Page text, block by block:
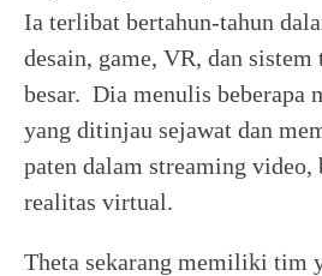
Ia terlibat bertahun-tahun
desain, game, VR, dan
besar. Dia menulis beberapa
yang ditinjau sejawat dan
paten dalam streaming video,
realitas virtual.
Theta sekarang memiliki tim